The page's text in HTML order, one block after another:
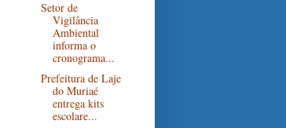
Setor de
Vigilância
Ambiental
informa o
cronograma...
Prefeitura de Laje
do Muriaé
entrega kits
escolare...